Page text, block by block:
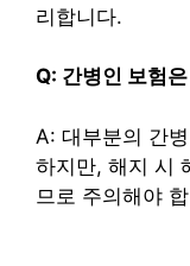
리합니다.
Q: 간병인 보험
A: 대부분의 간
하지만, 해지 시
므로 주의해야